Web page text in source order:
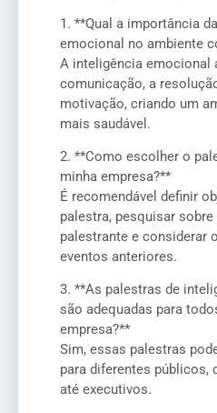
1. **Qual a importância
emocional no ambiente
A inteligência emocional
comunicação, a
motivação, criando um
mais saudável.
2. **Como escolher o
minha empresa?**
É recomendável definir
palestra, pesquisar
palestrante e considerar
eventos anteriores.
3. **As palestras de
são adequadas para
empresa?**
Sim, essas palestras
para diferentes públicos,
até executivos.